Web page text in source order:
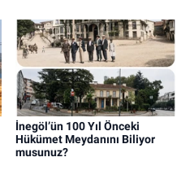
İnegöl’ün 100 Yıl Önceki
Hükümet Meydanını Biliyor
musunuz?